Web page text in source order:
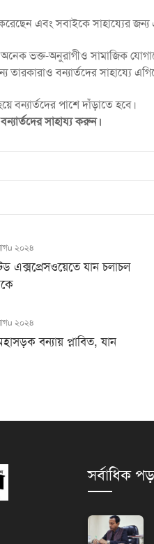
এবং সবাইকে সাহায্যের
ভক্ত-অনুরাগীও সামাজিক
তারকারাও বন্যার্তদের সাহায্যে
বন্যার্তদের পাশে দাঁড়াতে হবে।
সাহায্য করুন।
২০২৪
এক্সপ্রেসওয়েতে যান চলাচল
২০২৪
বন্যায় প্লাবিত, যান
সর্বাধিক